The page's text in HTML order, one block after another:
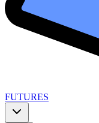
FUTURES